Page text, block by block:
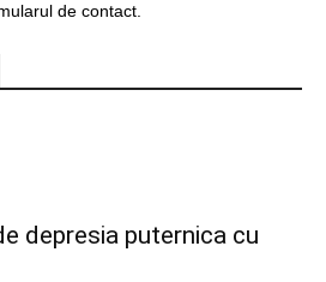
de contact.
depresia puternica cu